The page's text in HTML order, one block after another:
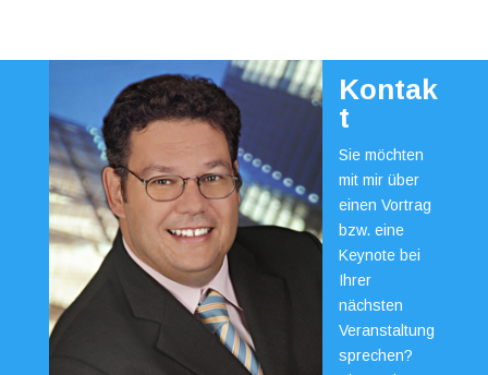
Kontak
t
Sie möchten
mit mir über
einen Vortrag
bzw. eine
Keynote bei
Ihrer
nächsten
Veranstaltung
sprechen?